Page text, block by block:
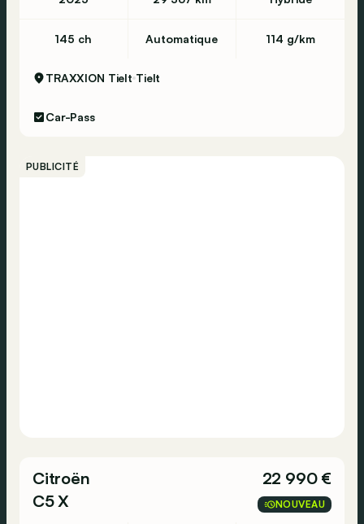
145 ch Automatique 114 g/km
TRAXXION Tielt Tielt
Car-Pass
PUBLICITÉ
Citroën
C5 X
22 990 €
NOUVEAU